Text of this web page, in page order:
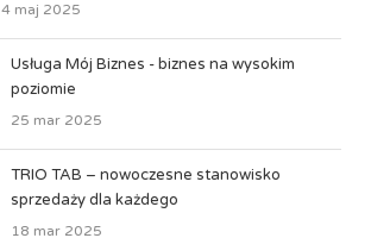
4 maj 2025
Usługa Mój Biznes - biznes na wysokim
poziomie
25 mar 2025
TRIO TAB – nowoczesne stanowisko
sprzedaży dla każdego
18 mar 2025